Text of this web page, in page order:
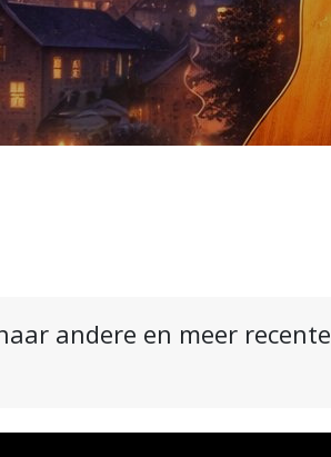
andere en meer recente